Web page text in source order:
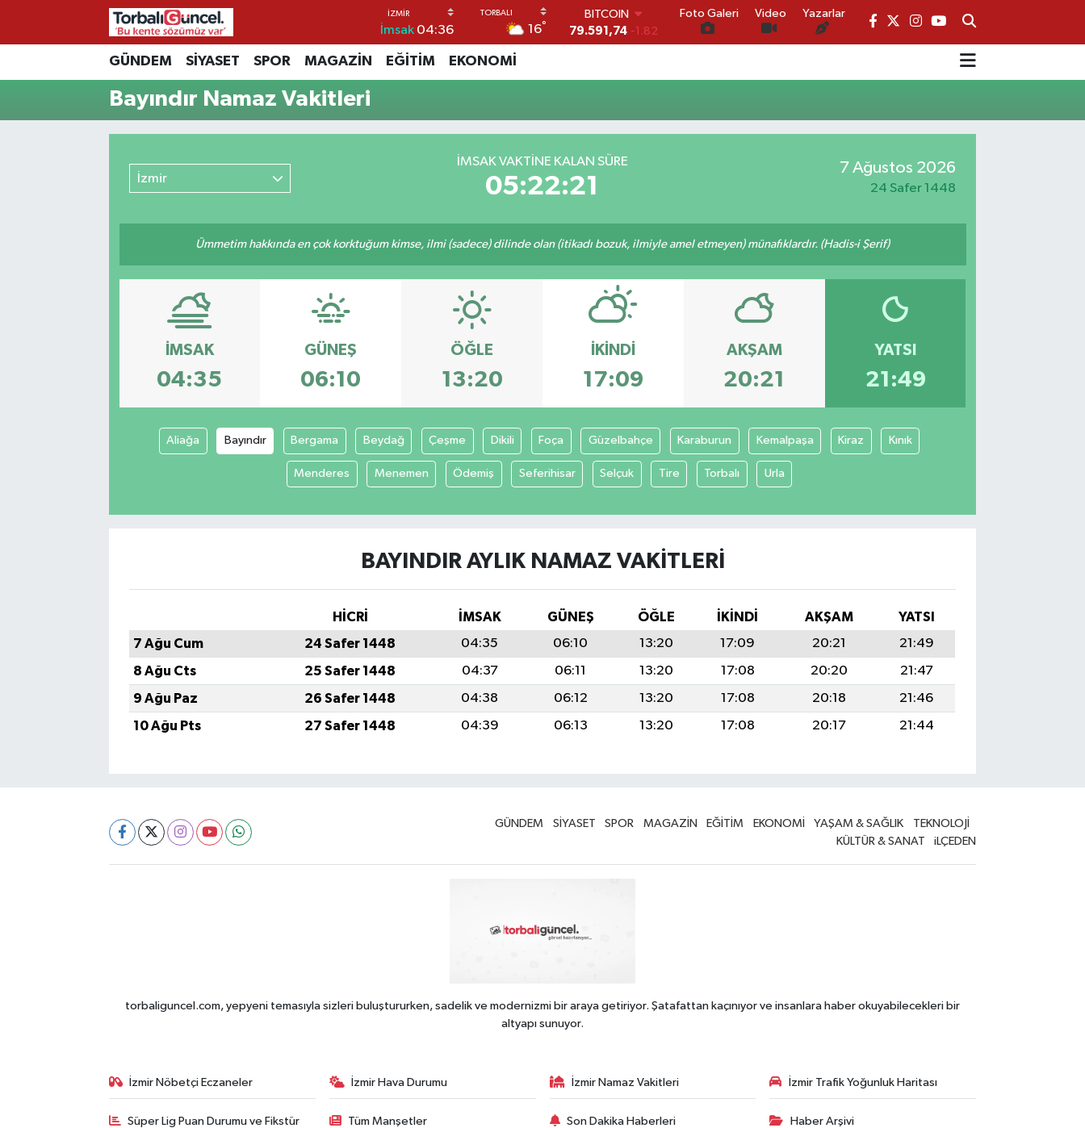
İmsak 04:36 16°
BITCOIN
79.591,74 -1.82
DOLAR
EURO
61,60380 0.18
6862,09000
BİST100
Foto Galeri Video Yazarlar
GÜNDEM SİYASET SPOR MAGAZİN EĞİTİM EKONOMİ
Bayındır Namaz Vakitleri
İzmir
İMSAK VAKTİNE KALAN SÜRE
05:22:21
7 Ağustos 2026
24 Safer 1448
Ümmetim hakkında en çok korktuğum kimse, ilmi (sadece) dilinde olan (itikadı bozuk, ilmiyle amel etmeyen) münafıklardır. (Hadis-i Şerif)
İMSAK
04:35
GÜNEŞ
06:10
ÖĞLE
13:20
İKINDI
17:09
AKŞAM
20:21
YATSI
21:49
Aliağa Bayındır Bergama Beydağ Çeşme Dikili Foça Güzelbahçe Karaburun Kemalpaşa Kiraz Kınık
Menderes Menemen Ödemiş Seferihisar Selçuk Tire Torbalı Urla
BAYINDIR AYLIK NAMAZ VAKITLERI
HİCRİ İMSAK GÜNEŞ ÖĞLE İKINDI AKŞAM
YATSI
7 Ağu Cum
24 Safer 1448 04:35 06:10 13:20 17:09 20:21
21:49
8 Ağu Cts
25 Safer 1448 04:37 06:11 13:20 17:08 20:20
21:47
9 Ağu Paz
26 Safer 1448 04:38 06:12 13:20 17:08 20:18
21:46
10 Ağu Pts
27 Safer 1448 04:39 06:13 13:20 17:08 20:17 21:44
GÜNDEM SİYASET SPOR MAGAZİN EĞİTİM EKONOMİ YAŞAM & SAĞLIK
TEKNOLOJİ
KÜLTÜR & SANAT
iLÇEDEN
torbaliguncel.com, yepyeni temasıyla sizleri buluştururken, sadelik ve modernizmi bir araya getiriyor. Şatafattan kaçınıyor ve insanlara haber okuyabilecekleri bir
altyapı sunuyor.
İzmir Nöbetçi Eczaneler İzmir Hava Durumu İzmir Namaz Vakitleri İzmir Trafik Yoğunluk Haritası
Süper Lig Puan Durumu ve Fikstür Tüm Manşetler Son Dakika Haberleri Haber Arşivi
İzmir Nöbetçi Eczaneler
İzmir Hava Durumu
İzmir Trafik Yoğunluk Haritası
Süper Lig Puan Durumu ve Fikstür
Tüm Manşetler
Son Dakika Haberleri